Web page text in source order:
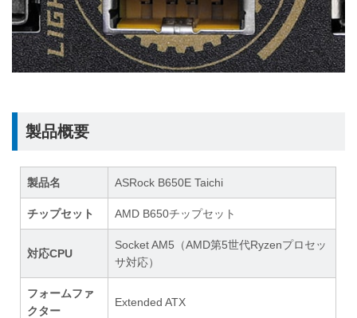
製品概要
製品名 ASRock B650E Taichi
チップセット AMD B650チップセット
対応CPU
Socket AM5（AMD第5世代Ryzenプロセッ
サ対応）
フォームファ
クター
Extended ATX